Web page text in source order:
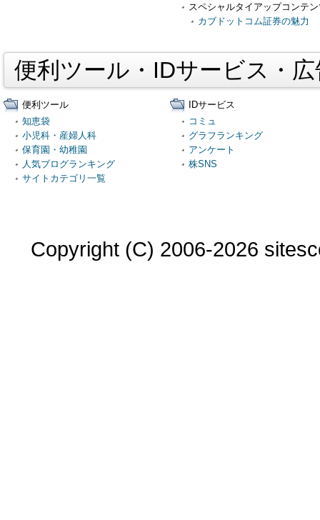
スペシャルタイアップコンテ
カブドットコム証券の魅力
便利ツール・IDサービス・
便利ツール
知恵袋
小児科・産婦人科
保育園・幼稚園
人気ブログランキング
サイトカテゴリ一覧
IDサービス
コミュ
グラフランキング
アンケート
株SNS
Copyright (C) 2006-2026